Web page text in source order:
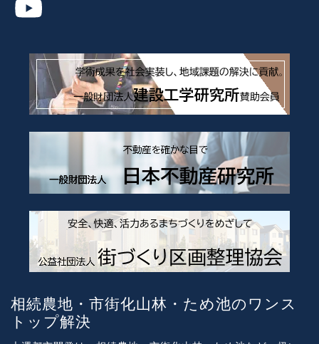
相続農地・市街化山林・ため池のワンス
トップ解決